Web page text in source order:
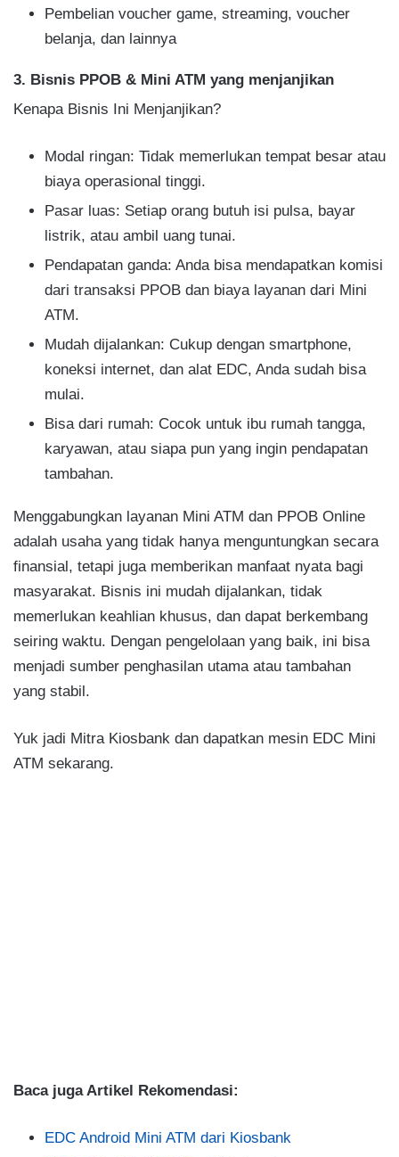
Pembelian voucher game, streaming, voucher
belanja, dan lainnya
3. Bisnis PPOB & Mini ATM yang menjanjikan
Kenapa Bisnis Ini Menjanjikan?
Modal ringan: Tidak memerlukan tempat besar atau
biaya operasional tinggi.
Pasar luas: Setiap orang butuh isi pulsa, bayar
listrik, atau ambil uang tunai.
Pendapatan ganda: Anda bisa mendapatkan komisi
dari transaksi PPOB dan biaya layanan dari Mini
ATM.
Mudah dijalankan: Cukup dengan smartphone,
koneksi internet, dan alat EDC, Anda sudah bisa
mulai.
Bisa dari rumah: Cocok untuk ibu rumah tangga,
karyawan, atau siapa pun yang ingin pendapatan
tambahan.
Menggabungkan layanan Mini ATM dan PPOB Online
adalah usaha yang tidak hanya menguntungkan secara
finansial, tetapi juga memberikan manfaat nyata bagi
masyarakat. Bisnis ini mudah dijalankan, tidak
memerlukan keahlian khusus, dan dapat berkembang
seiring waktu. Dengan pengelolaan yang baik, ini bisa
menjadi sumber penghasilan utama atau tambahan
yang stabil.
Yuk jadi Mitra Kiosbank dan dapatkan mesin EDC Mini
ATM sekarang.
Baca juga Artikel Rekomendasi:
EDC Android Mini ATM dari Kiosbank